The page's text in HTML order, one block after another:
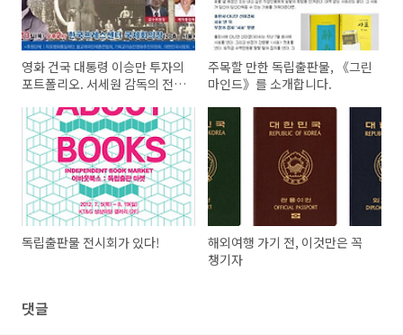
영화 건국 대통령 이승만 투자의
포트폴리오. 서세원 감독의 전작
주목할 만한 독립출판물, 《그린
마인드》를 소개합니다.
독립출판물 전시회가 있다!
해외여행 가기 전, 이것만은 꼭
챙기자
댓글